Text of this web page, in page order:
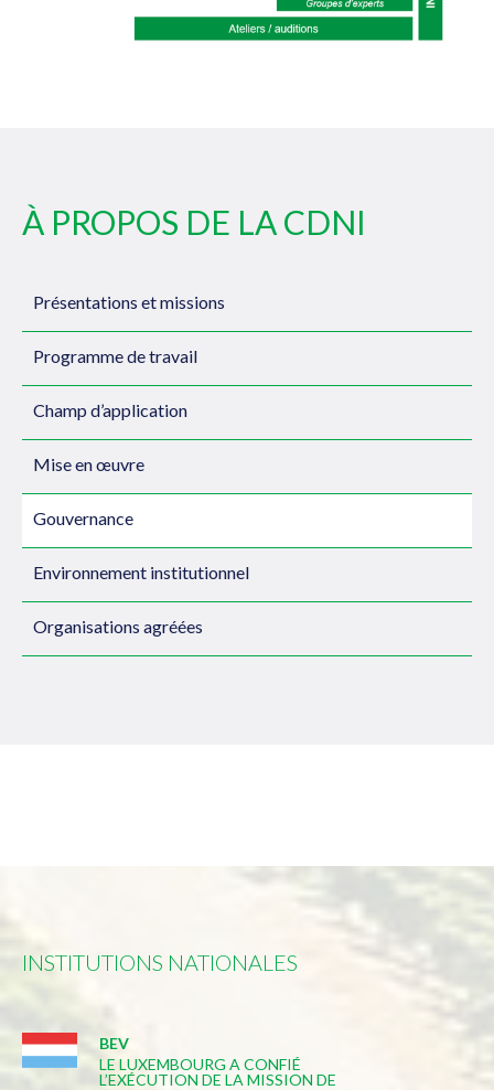
À PROPOS DE LA CDNI
Présentations et missions
Programme de travail
Champ d’application
Mise en œuvre
Gouvernance
Environnement institutionnel
Organisations agréées
INSTITUTIONS NATIONALES
BEV
LE LUXEMBOURG A CONFIÉ
L’EXÉCUTION DE LA MISSION DE